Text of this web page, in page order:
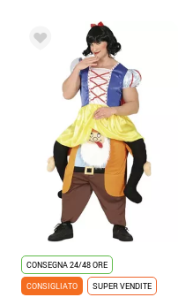
CONSEGNA 24/48 ORE
CONSIGLIATO
SUPER VENDITE